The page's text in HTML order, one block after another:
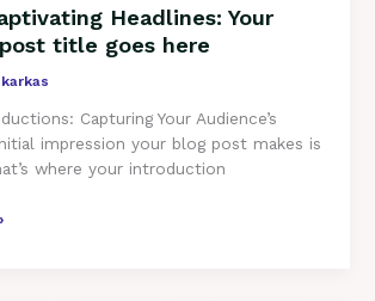
Headlines: Your
title goes here
Capturing Your Audience’s
impression your blog post makes is
where your introduction